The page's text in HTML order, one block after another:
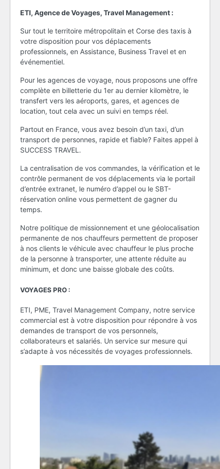
ETI, Agence de Voyages, Travel Management :
Sur tout le territoire métropolitain et Corse des taxis à
votre disposition pour vos déplacements
professionnels, en Assistance, Business Travel et en
événementiel.
Pour les agences de voyage, nous proposons une offre
complète en billetterie du 1er au dernier kilomètre, le
transfert vers les aéroports, gares, et agences de
location, tout cela avec un suivi en temps réel.
Partout en France, vous avez besoin d’un taxi, d’un
transport de personnes, rapide et fiable? Faites appel à
SUCCESS TRAVEL.
La centralisation de vos commandes, la vérification et le
contrôle permanent de vos déplacements via le portail
d’entrée extranet, le numéro d’appel ou le SBT-
réservation online vous permettent de gagner du
temps.
Notre politique de missionnement et une géolocalisation
permanente de nos chauffeurs permettent de proposer
à nos clients le véhicule avec chauffeur le plus proche
de la personne à transporter, une attente réduite au
minimum, et donc une baisse globale des coûts.
VOYAGES PRO :
ETI, PME, Travel Management Company, notre service
commercial est à votre disposition pour répondre à vos
demandes de transport de vos personnels,
collaborateurs et salariés. Un service sur mesure qui
s’adapte à vos nécessités de voyages professionnels.